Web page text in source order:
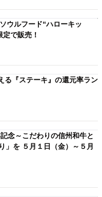
ウルフード“ハローキッ
で販売！
る『ステーキ』の還元率ラン
念～こだわりの信州和牛と
」を ５月１日（金）～５月